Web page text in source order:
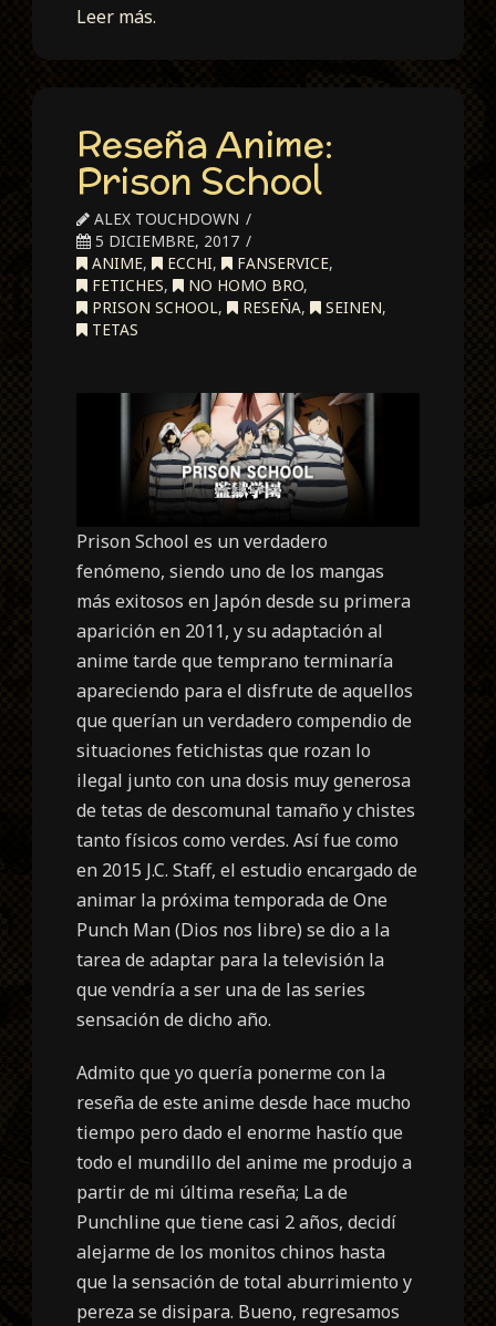
Leer más.
Reseña Anime:
Prison School
ALEX TOUCHDOWN
5 DICIEMBRE, 2017
ANIME, ECCHI, FANSERVICE,
FETICHES, NO HOMO BRO,
PRISON SCHOOL, RESEÑA, SEINEN,
TETAS
Prison School es un verdadero
fenómeno, siendo uno de los mangas
más exitosos en Japón desde su primera
aparición en 2011, y su adaptación al
anime tarde que temprano terminaría
apareciendo para el disfrute de aquellos
que querían un verdadero compendio de
situaciones fetichistas que rozan lo
ilegal junto con una dosis muy generosa
de tetas de descomunal tamaño y chistes
tanto físicos como verdes. Así fue como
en 2015 J.C. Staff, el estudio encargado de
animar la próxima temporada de One
Punch Man (Dios nos libre) se dio a la
tarea de adaptar para la televisión la
que vendría a ser una de las series
sensación de dicho año.
Admito que yo quería ponerme con la
reseña de este anime desde hace mucho
tiempo pero dado el enorme hastío que
todo el mundillo del anime me produjo a
partir de mi última reseña; La de
Punchline que tiene casi 2 años, decidí
alejarme de los monitos chinos hasta
que la sensación de total aburrimiento y
pereza se disipara. Bueno, regresamos